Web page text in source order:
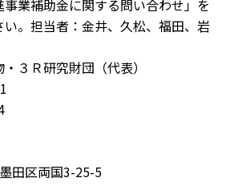
業補助金に関する問い合わせ」を
。担当者：金井、久松、福田、岩
３Ｒ研究財団（代表）
田区両国3-25-5